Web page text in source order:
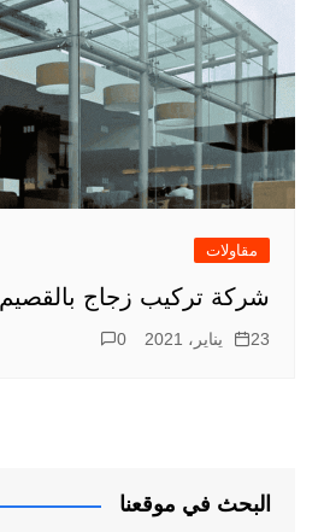
مقاولات
شركة تركيب زجاج بالقصيم
23 يناير، 2021 0
البحث في موقعنا